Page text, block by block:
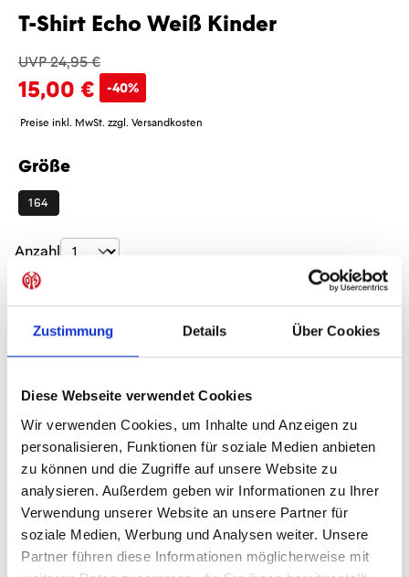
Zustimmung Details Über Cookies
Diese Webseite verwendet Cookies
Wir verwenden Cookies, um Inhalte und Anzeigen zu
personalisieren, Funktionen für soziale Medien anbieten
zu können und die Zugriffe auf unsere Website zu
analysieren. Außerdem geben wir Informationen zu Ihrer
Verwendung unserer Website an unsere Partner für
soziale Medien, Werbung und Analysen weiter. Unsere
Partner führen diese Informationen möglicherweise mit
T-Shirt Echo Weiß Kinder
UVP 24,95 €
15,00 € -40%
Preise inkl. MwSt. zzgl. Versandkosten
Größe
auswählen
164
Produkt Anzahl: Gib den gewünschten
Anzahl
Sofort verfügbar, Lieferzeit: 1-3 Tage
IN DEN WARENKORB
Produktdetails